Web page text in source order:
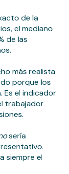
de la
el mediano
de las
más realista
porque los
Es el indicador
trabajador
sería
siempre el